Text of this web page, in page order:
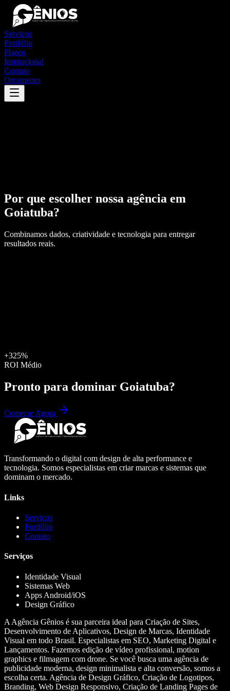
Serviços
Portfólio
Planos
Institucional
Contato
Orçamento
Por que escolher nossa agência em
Goiatuba?
Combinamos dados, criatividade e tecnologia para entregar
resultados reais.
+325%
ROI Médio
Pronto para dominar Goiatuba?
Começar Agora
Transformando o digital com design de alta performance e
tecnologia. Somos especialistas em criar marcas e sistemas que
dominam o mercado.
Links
Serviços
Portfólio
Contato
Serviços
Identidade Visual
Sistemas Web
Apps Android/iOS
Design Gráfico
A Agência Gênios é sua parceira ideal para Criação de Sites,
Desenvolvimento de Aplicativos, Design de Marcas, Identidade
Visual em todo Brasil. Especialistas em SEO, Marketing Digital e
Lançamentos. Fazemos edição de vídeo profissional, motion
graphics e filmagem com drone. Se você busca uma agência de
publicidade moderna, design minimalista e alta conversão, somos a
escolha certa. Agência de Design Gráfico, Criação de Logotipos,
Branding, Web Design Responsivo, Criação de Landing Pages de